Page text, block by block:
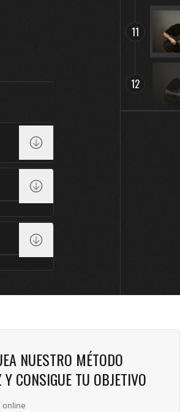
11
12
NUESTRO MÉTODO
Y CONSIGUE TU OBJETIVO
online